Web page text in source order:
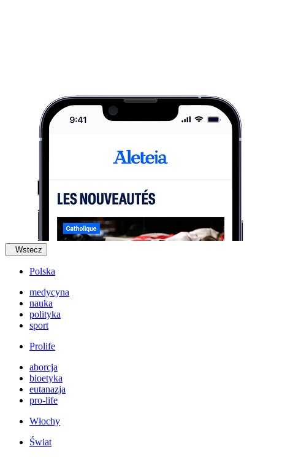
Wstecz
Polska
medycyna
nauka
polityka
sport
Prolife
aborcja
bioetyka
eutanazja
pro-life
Włochy
Świat